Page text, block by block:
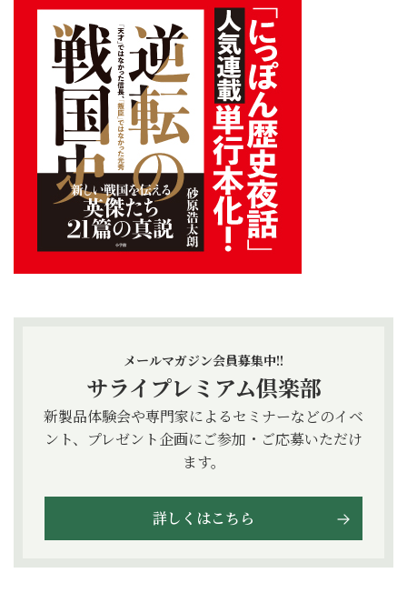
メールマガジン会員募集中!!
サライプレミアム倶楽部
新製品体験会や専門家によるセミナーなどのイベ
ント、プレゼント企画にご参加・ご応募いただけ
ます。
詳しくはこちら